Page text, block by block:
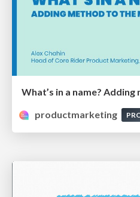
What’s in a name?
productmarketing